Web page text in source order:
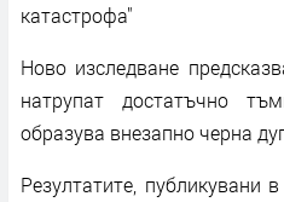
катастрофа"
Ново изследване
натрупат достатъчно
образува внезапно черна
Резултатите, публикувани